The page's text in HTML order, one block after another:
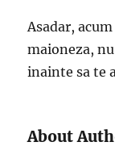
Asadar,
maioneza,
inainte sa te
About